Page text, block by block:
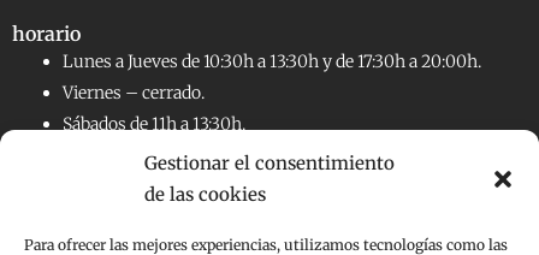
Gestionar el consentimiento
de las cookies
Para ofrecer las mejores experiencias, utilizamos tecnologías como las
horario
Lunes a Jueves de 10:30h a 13:30h y de 17:30h a 20:00h.
Viernes – cerrado.
Sábados de 11h a 13:30h.